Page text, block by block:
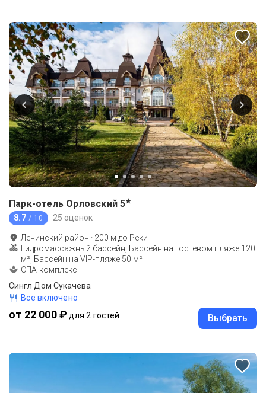
Парк-отель Орловский 5★
8.7 / 10 25 оценок
Ленинский район · 200 м до Реки
Гидромассажный бассейн, Бассейн на гостевом пляже 120
м², Бассейн на VIP-пляже 50 м²
СПА-комплекс
Сингл Дом Сукачева
Все включено
от 22 000 ₽ для 2 гостей Выбрать